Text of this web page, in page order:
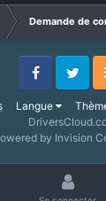
Demande de
Langue
FacebookTwitter
by Invision